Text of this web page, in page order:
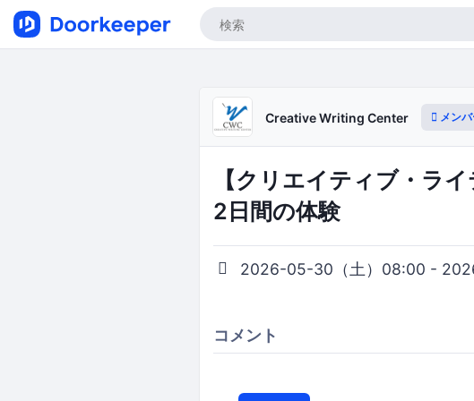
Creative Writing Center メン
【クリエイティブ・ラ
2日間の体験
2026-05-30（土）08:00 -
コメント